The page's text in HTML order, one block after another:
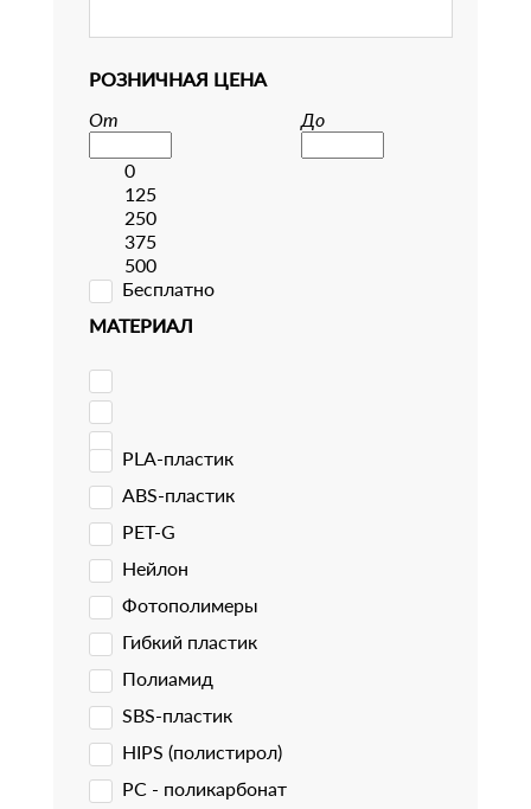
РОЗНИЧНАЯ ЦЕНА
От
До
0
125
250
375
500
Бесплатно
МАТЕРИАЛ
PLA-пластик
ABS-пластик
PET-G
Нейлон
Фотополимеры
Гибкий пластик
Полиамид
SBS-пластик
HIPS (полистирол)
PC - поликарбонат